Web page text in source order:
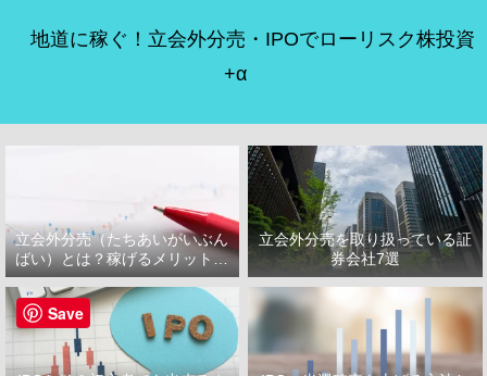
地道に稼ぐ！立会外分売・IPOでローリスク株投資
+α
立会外分売（たちあいがいぶん
ばい）とは？稼げるメリット・
デメリット
立会外分売を取り扱っている証
券会社7選
Save